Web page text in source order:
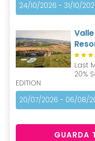
24/10/2026 - 31/10/
Last
20%
EDITION
20/07/2026 - 06/08/
GUARDA